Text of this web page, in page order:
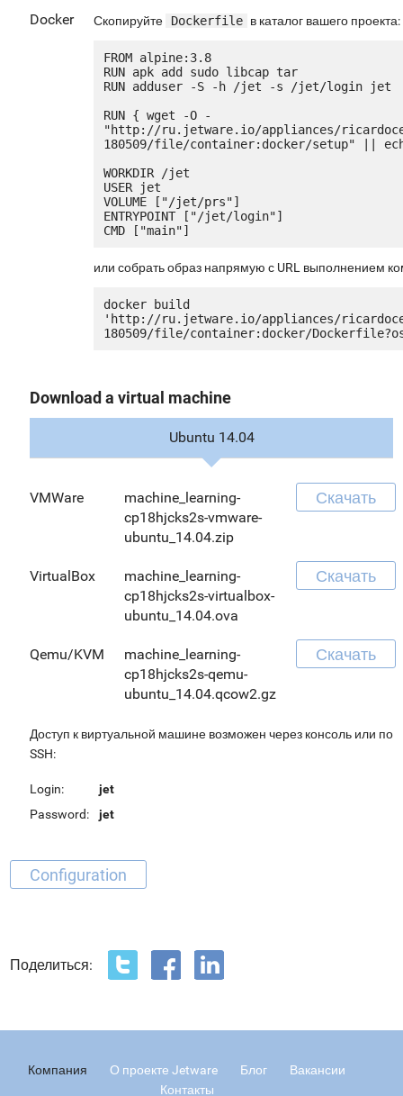
Docker Скопируйте Dockerfile в каталог вашего проекта:
FROM alpine:3.8
RUN apk add sudo libcap tar
RUN adduser -S -h /jet -s /jet/login jet
RUN { wget -O -
"http://ru.jetware.io/appliances/
180509/file/container:docker/setup" ||
WORKDIR /jet
USER jet
VOLUME ["/jet/prs"]
ENTRYPOINT ["/jet/login"]
или собрать образ напрямую с URL выполнением
docker build
'http://ru.jetware.io/appliances/
Download a virtual machine
Ubuntu 14.04
VMWare
machine_learning-
cp18hjcks2s-vmware-
ubuntu_14.04.zip
Скачать
VirtualBox
machine_learning-
cp18hjcks2s-virtualbox-
ubuntu_14.04.ova
Скачать
Qemu/KVM
machine_learning-
cp18hjcks2s-qemu-
ubuntu_14.04.qcow2.gz
Скачать
Доступ к виртуальной машине возможен через консоль или по
SSH:
Login:
jet
Password:
jet
Configuration
Поделиться:
Компания О проекте Jetware Блог
Вакансии
Контакты